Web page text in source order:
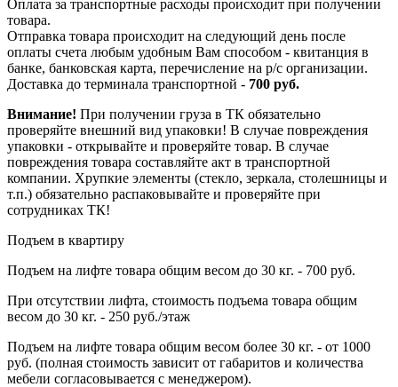
Оплата за транспортные расходы происходит при получении
товара.
Отправка товара происходит на следующий день после
оплаты счета любым удобным Вам способом - квитанция в
банке, банковская карта, перечисление на р/с организации.
Доставка до терминала транспортной - 700 руб.
Внимание! При получении груза в ТК обязательно
проверяйте внешний вид упаковки! В случае повреждения
упаковки - открывайте и проверяйте товар. В случае
повреждения товара составляйте акт в транспортной
компании. Хрупкие элементы (стекло, зеркала, столешницы и
т.п.) обязательно распаковывайте и проверяйте при
сотрудниках ТК!
Подъем в квартиру
Подъем на лифте товара общим весом до 30 кг. - 700 руб.
При отсутствии лифта, стоимость подъема товара общим
весом до 30 кг. - 250 руб./этаж
Подъем на лифте товара общим весом более 30 кг. - от 1000
руб. (полная стоимость зависит от габаритов и количества
мебели согласовывается с менеджером).